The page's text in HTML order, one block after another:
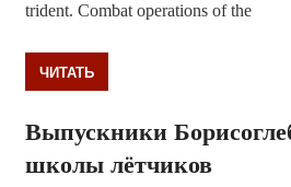
trident. Combat operations of the
ЧИТАТЬ
Выпускники
школы лётчиков